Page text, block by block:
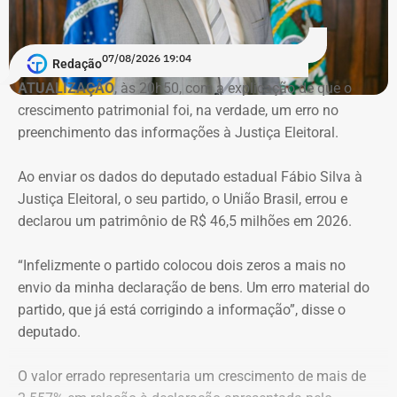
Reprodução/Divulgacand
Imóvel de Eduardo Bolsonaro será leiloado por um valor 36% menor ao que
O apartamento que vai à leilão fica na Avenida Pasteu e
tem cerca de 101 metros quadrados. O imóvel se
Baía de Guanabara.
A Caixa Econômica tentou intimar pessoalmente o ex-
deputado federal. Mas como não conseguiu localizá-lo,
dias 5, 6 e 7 de novembro de 2025, concedendo o prazo
legal para regularização da dívida. Posteriormente, a
Redação07/08/2026 19:04
ATUALIZAÇÃO, às 20h50, com a explicação de que o
crescimento patrimonial foi, na verdade, um erro no
preenchimento das informações à Justiça Eleitoral.
Ao enviar os dados do deputado estadual Fábio Silva à
Justiça Eleitoral, o seu partido, o União Brasil, errou e
declarou um patrimônio de R$ 46,5 milhões em 2026.
“Infelizmente o partido colocou dois zeros a mais no
envio da minha declaração de bens. Um erro material do
partido, que já está corrigindo a informação”, disse o
deputado.
O valor errado representaria um crescimento de mais de